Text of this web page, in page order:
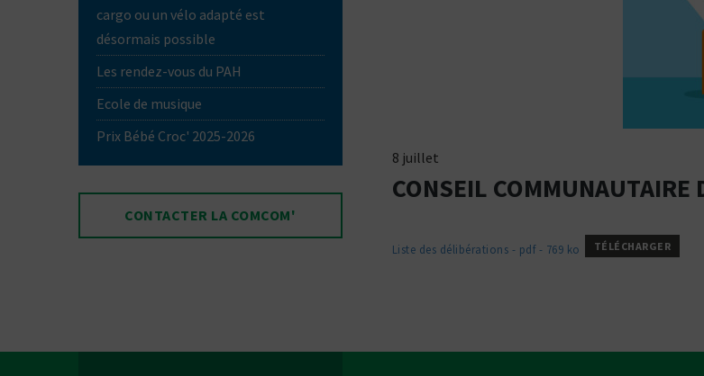
cargo ou un vélo adapté est
désormais possible
Les rendez-vous du PAH
Ecole de musique
Prix Bébé Croc' 2025-2026
CONTACTER LA COMCOM'
8 juillet
CONSEIL
Liste des déli­bé­ra­tions - pdf - 769 ko TÉLÉCHARGER